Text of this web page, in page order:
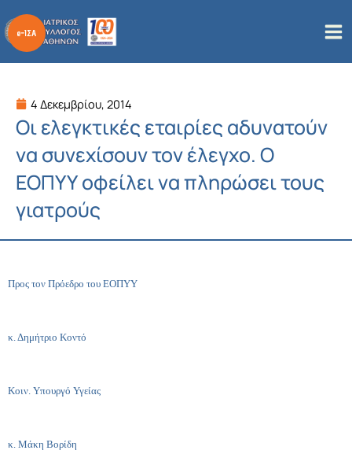
στο
περιεχόμενο
4 Δεκεμβρίου, 2014
Οι ελεγκτικές εταιρίες αδυνατούν
να συνεχίσουν τον έλεγχο. Ο
ΕΟΠΥΥ οφείλει να πληρώσει τους
γιατρούς
Προς τον Πρόεδρο του ΕΟΠΥΥ
κ. Δημήτριο Κοντό
Κοιν. Υπουργό Υγείας
κ. Μάκη Βορίδη